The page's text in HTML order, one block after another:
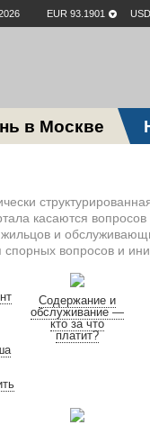
EUR 93.1901
в Москве
касаются
и
вопросов и
Содержание и
обслуживание —
кто за что
платит?